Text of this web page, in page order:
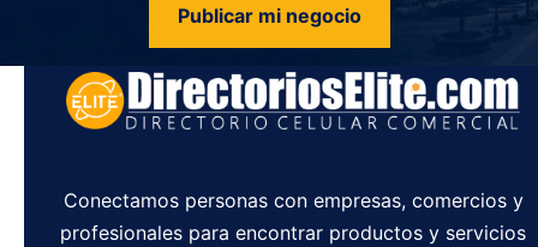
Publicar mi negocio
Conectamos personas con empresas, comercios y
profesionales para encontrar productos y servicios